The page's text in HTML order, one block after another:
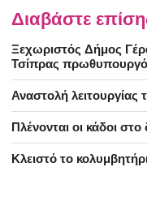
Διαβάστε
Ξεχωριστός Δήμος
Τσίπρας
Αναστολή
Πλένονται οι κάδοι
Κλειστό το